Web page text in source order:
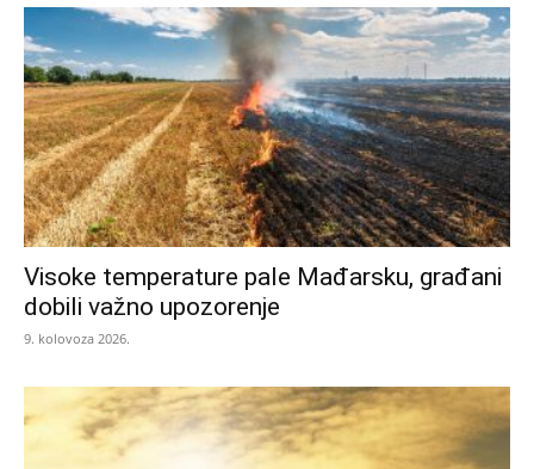
Visoke temperature pale Mađarsku, građani
dobili važno upozorenje
9. kolovoza 2026.